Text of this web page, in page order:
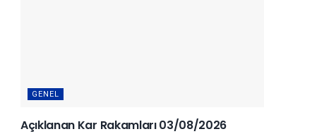
GENEL
Açıklanan Kar Rakamları 03/08/2026